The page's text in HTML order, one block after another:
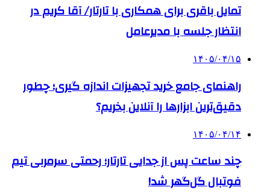
تمایل باقری برای همکاری با تارتار/ آقا کریم در
انتظار جلسه با مدیرعامل
۱۴۰۵/۰۴/۱۵
راهنمای جامع خرید تجهیزات اندازه گیری؛ چطور
دقیق‌ترین ابزارها را آنلاین بخریم؟
۱۴۰۵/۰۴/۱۴
چند ساعت پس از جدایی تارتار؛ رحمتی سرمربی تیم
فوتبال گل‌گهر شد!